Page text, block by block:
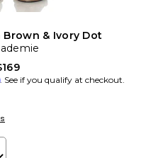
& Ivory Dot
. See if you qualify at checkout.